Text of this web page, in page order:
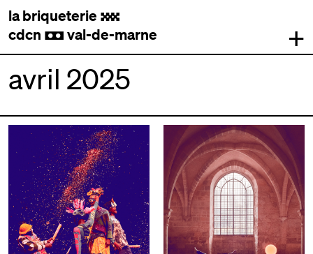
la briqueterie .
cdcn , val-de-marne
+
avril 2025